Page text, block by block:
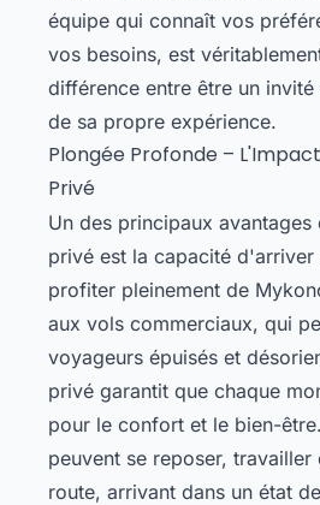
équipe qui connaît vos
vos besoins, est
différence entre être un
de sa propre expérience.
Plongée Profonde –
Privé
Un des principaux
privé est la capacité
profiter pleinement de
aux vols commerciaux, qui
voyageurs épuisés et
privé garantit que chaque
pour le confort et le bien-
peuvent se reposer, travailler
route, arrivant dans un état